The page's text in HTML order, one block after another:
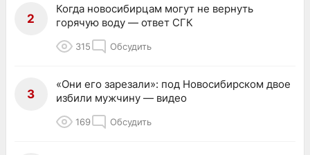
2
Когда новосибирцам могут не вернуть
горячую воду — ответ СГК
315 Обсудить
3
«Они его зарезали»: под Новосибирском двое
избили мужчину — видео
169 Обсудить